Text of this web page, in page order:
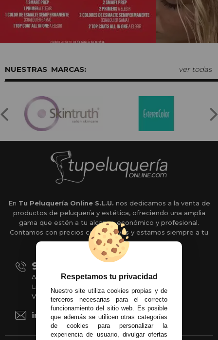
MARCAS: ver todas
En Tu Peluquería Online S.L.U. nos dedicamos a la venta de
productos de peluquería y estética, ofreciendo una amplia
gama que estén a tu alcance económico y profesional.
Contamos con precios competitivos y estamos siempre a tu
disposición.
951 204 547
Atención al cliente
Lunes a Jueves de 09:00 a 14:00 hrs.
Viernes de 08:00 a 13:00 hrs.
info@tupeluqueriaonline.com
Respetamos tu privacidad
Nuestro site utiliza cookies propias y de
terceros necesarias para el correcto
funcionamiento del sitio web. Es posible
que además se utilicen otras categorías
de cookies para personalizar la
experiencia de usuario, divulgar ofertas